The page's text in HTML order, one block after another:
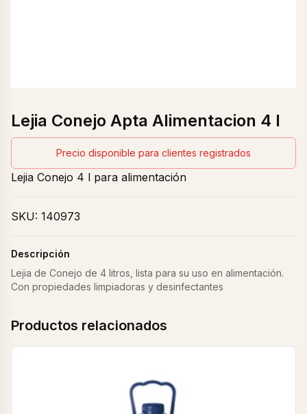
Lejia Conejo Apta Alimentacion 4 l
Precio disponible para clientes registrados
Lejia Conejo 4 l para alimentación
SKU: 140973
Descripción
Lejia de Conejo de 4 litros, lista para su uso en alimentación.
Con propiedades limpiadoras y desinfectantes
Productos relacionados